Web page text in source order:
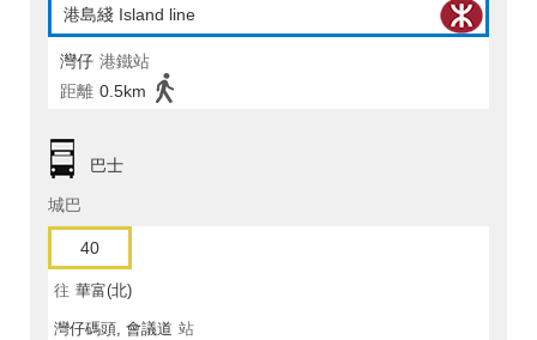
港島綫 Island line
灣仔 港鐵站
距離 0.5km
巴士
城巴
40
往 華富(北)
灣仔碼頭, 會議道 站